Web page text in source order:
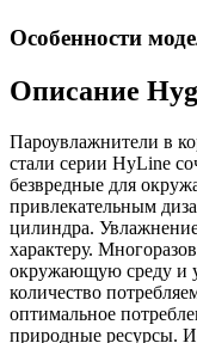
Особенности
Описание
Пароувлажнители в
стали серии HyLine
безвредные для
привлекательным
цилиндра.
характеру.
окружающую среду и
количество
оптимальное
природные ресурсы.